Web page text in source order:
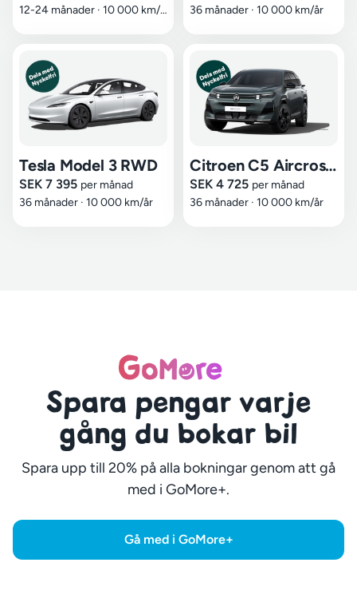
12-24 månader · 10 000 km/år
36 månader · 10 000 km/år
Tesla Model 3 RWD
SEK 7 395 per månad
36 månader · 10 000 km/år
Citroen C5 Aircross Plus Hybrid
SEK 4 725 per månad
36 månader · 10 000 km/år
Spara pengar varje
gång du bokar bil
Spara upp till 20% på alla bokningar genom att gå
med i GoMore+.
Gå med i GoMore+